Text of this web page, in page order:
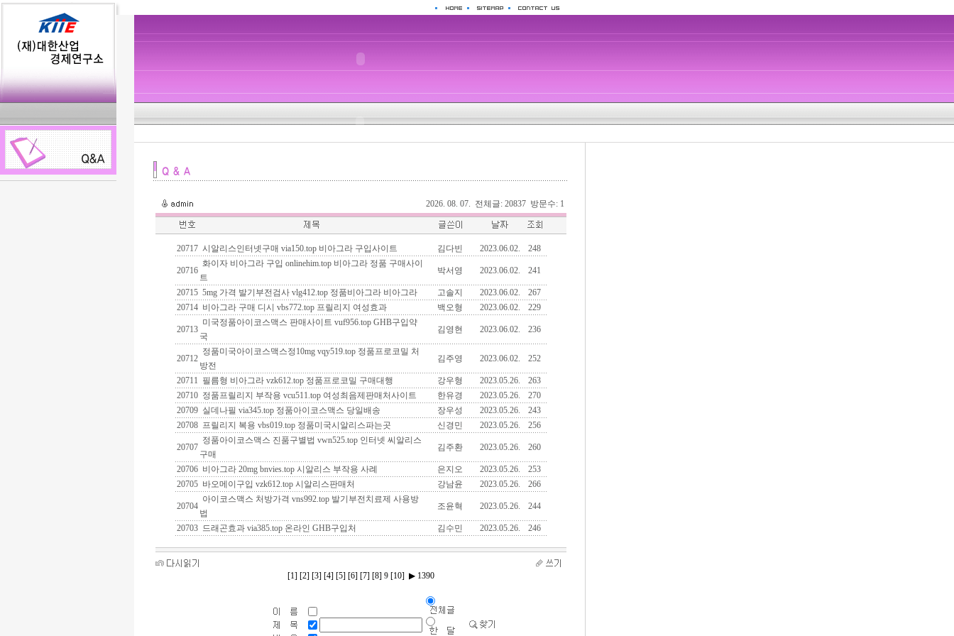
2026. 08. 07. 전체글: 20837 방문수: 1
20717 시알리스인터넷구매 via150.top 비아그라 구입사이트 김다빈 2023.06.02. 248
20716
화이자 비아그라 구입 onlinehim.top 비아그라 정품 구매사이
트
박서영 2023.06.02. 241
20715 5mg 가격 발기부전검사 vlg412.top 정품비아그라 비아그라 고솔지 2023.06.02.
267
20714 비아그라 구매 디시 vbs772.top 프릴리지 여성효과 백오형 2023.06.02. 229
20713
미국정품아이코스맥스 판매사이트 vuf956.top GHB구입약
국
김영현 2023.06.02. 236
20712
정품미국아이코스맥스정10mg vqy519.top 정품프로코밀 처
방전
김주영 2023.06.02. 252
20711 필름형 비아그라 vzk612.top 정품프로코밀 구매대행 강우형 2023.05.26.
263
20710 정품프릴리지 부작용 vcu511.top 여성최음제판매처사이트 한유경 2023.05.26.
270
20709 실데나필 via345.top 정품아이코스맥스 당일배송 장우성 2023.05.26.
243
20708 프릴리지 복용 vbs019.top 정품미국시알리스파는곳 신경민 2023.05.26. 256
20707
정품아이코스맥스 진품구별법 vwn525.top 인터넷 씨알리스
구매
김주환 2023.05.26. 260
20706 비아그라 20mg bnvies.top 시알리스 부작용 사례 은지오 2023.05.26.
253
20705 바오메이구입 vzk612.top 시알리스판매처 강남윤 2023.05.26. 266
20704
아이코스맥스 처방가격 vns992.top 발기부전치료제 사용방
법
조윤혁 2023.05.26. 244
20703 드래곤효과 via385.top 온라인 GHB구입처 김수민 2023.05.26. 246
[1] [2] [3] [4] [5] [6] [7] [8] 9 [10] ▶ 1390